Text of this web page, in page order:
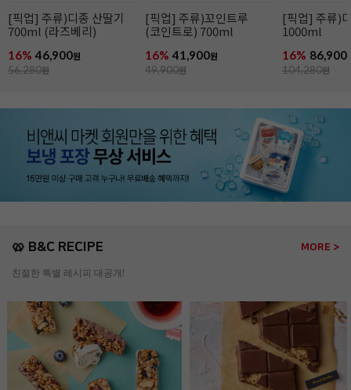
[픽업] 주류)디종 산딸기
700ml (라즈베리)
16% 46,900원
56,280원
[픽업] 주류)꼬인트루
(코인트로) 700ml
16% 41,900원
49,900원
[픽업] 주류)
1000ml
16% 86,900
104,280원
🥨 B&C RECIPE MORE >
친절한 특별 레시피 대공개!